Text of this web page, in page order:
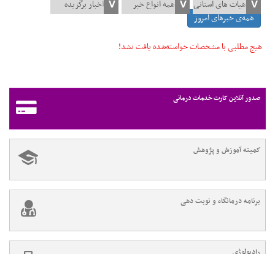
همه‌ی خبرهای امروز
هیچ مطلبی با مشخصات خواسته‌شده یافت نشد!
صدور آنلاین کارت خدمات درمانی
کمیته آموزش و پژوهش
برنامه درمانگاه و نوبت دهی